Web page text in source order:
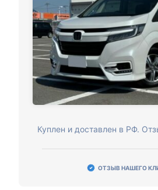
Куплен и доставлен в РФ.
ОТЗЫВ НАШЕГО